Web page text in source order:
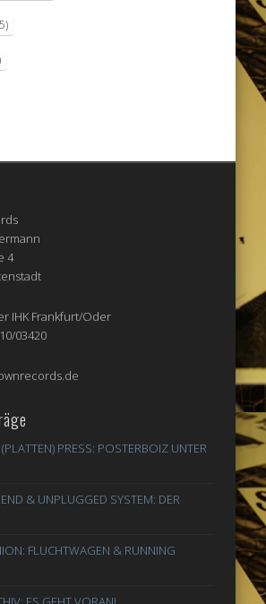
4
IHK Frankfurt/Oder
03420
PRESS: POSTERBOIZ UNTER
& UNPLUGGED SYSTEM: DER
FLUCHTWAGEN & RUNNING